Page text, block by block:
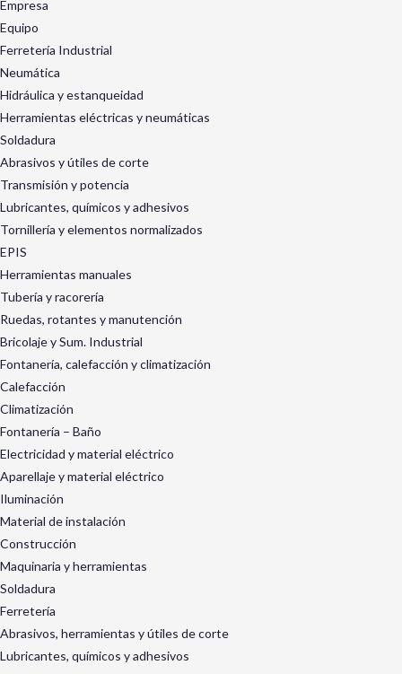
Empresa
Equipo
Ferretería Industrial
Neumática
Hidráulica y estanqueidad
Herramientas eléctricas y neumáticas
Soldadura
Abrasivos y útiles de corte
Transmisión y potencia
Lubricantes, químicos y adhesivos
Tornillería y elementos normalizados
EPIS
Herramientas manuales
Tubería y racorería
Ruedas, rotantes y manutención
Bricolaje y Sum. Industrial
Fontanería, calefacción y climatización
Calefacción
Climatización
Fontanería – Baño
Electricidad y material eléctrico
Aparellaje y material eléctrico
Iluminación
Material de instalación
Construcción
Maquinaria y herramientas
Soldadura
Ferretería
Abrasivos, herramientas y útiles de corte
Lubricantes, químicos y adhesivos